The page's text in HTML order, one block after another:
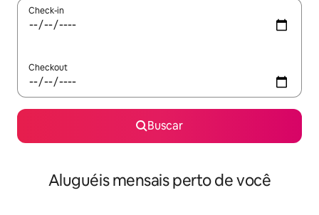
Check-in
Checkout
Buscar
Aluguéis mensais perto de você